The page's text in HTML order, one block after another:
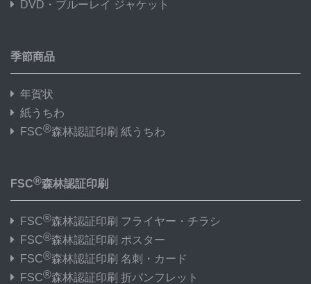
DVD・ブルーレイ ジャケット
季節商品
年賀状
紙うちわ
FSC®森林認証印刷 紙うちわ
FSC®森林認証印刷
FSC®森林認証印刷 フライヤー・チラシ
FSC®森林認証印刷 ポスター
FSC®森林認証印刷 名刺・カード
FSC®森林認証印刷 折パンフレット